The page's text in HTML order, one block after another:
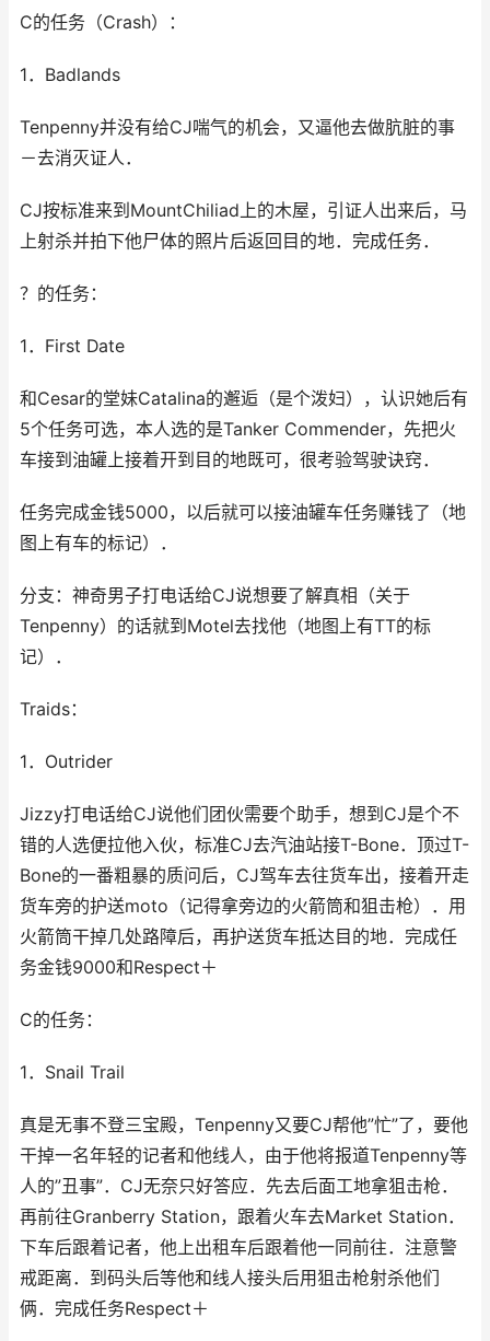
C的任务（Crash）：
1．Badlands
Tenpenny并没有给CJ喘气的机会，又逼他去做肮脏的事
－去消灭证人．
CJ按标准来到MountChiliad上的木屋，引证人出来后，马
上射杀并拍下他尸体的照片后返回目的地．完成任务．
？的任务：
1．First Date
和Cesar的堂妹Catalina的邂逅（是个泼妇），认识她后有
5个任务可选，本人选的是Tanker Commender，先把火
车接到油罐上接着开到目的地既可，很考验驾驶诀窍．
任务完成金钱5000，以后就可以接油罐车任务赚钱了（地
图上有车的标记）．
分支：神奇男子打电话给CJ说想要了解真相（关于
Tenpenny）的话就到Motel去找他（地图上有TT的标
记）．
Traids：
1．Outrider
Jizzy打电话给CJ说他们团伙需要个助手，想到CJ是个不
错的人选便拉他入伙，标准CJ去汽油站接T-Bone．顶过T-
Bone的一番粗暴的质问后，CJ驾车去往货车出，接着开走
货车旁的护送moto（记得拿旁边的火箭筒和狙击枪）．用
火箭筒干掉几处路障后，再护送货车抵达目的地．完成任
务金钱9000和Respect＋
C的任务：
1．Snail Trail
真是无事不登三宝殿，Tenpenny又要CJ帮他”忙”了，要他
干掉一名年轻的记者和他线人，由于他将报道Tenpenny等
人的”丑事”．CJ无奈只好答应．先去后面工地拿狙击枪．
再前往Granberry Station，跟着火车去Market Station．
下车后跟着记者，他上出租车后跟着他一同前往．注意警
戒距离．到码头后等他和线人接头后用狙击枪射杀他们
俩．完成任务Respect＋